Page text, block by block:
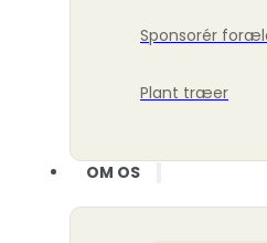
Sponsorér
Plant træer
OM OS